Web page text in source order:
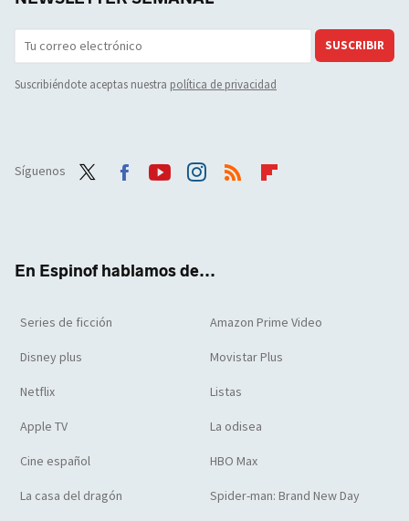
SUSCRIBIR
Suscribiéndote aceptas nuestra política de privacidad
Síguenos
En Espinof hablamos de...
Series de ficción Amazon Prime Video
Disney plus Movistar Plus
Netflix Listas
Apple TV La odisea
Cine español HBO Max
La casa del dragón Spider-man: Brand New Day